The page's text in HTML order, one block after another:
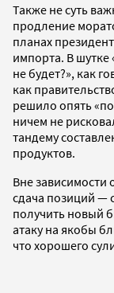
Также не суть
продление
планах
импорта. В шутке
не будет?», как
как
решило опять
ничем не
тандему
продуктов.
Вне зависимости
сдача позиций —
получить новый
атаку на якобы
что хорошего